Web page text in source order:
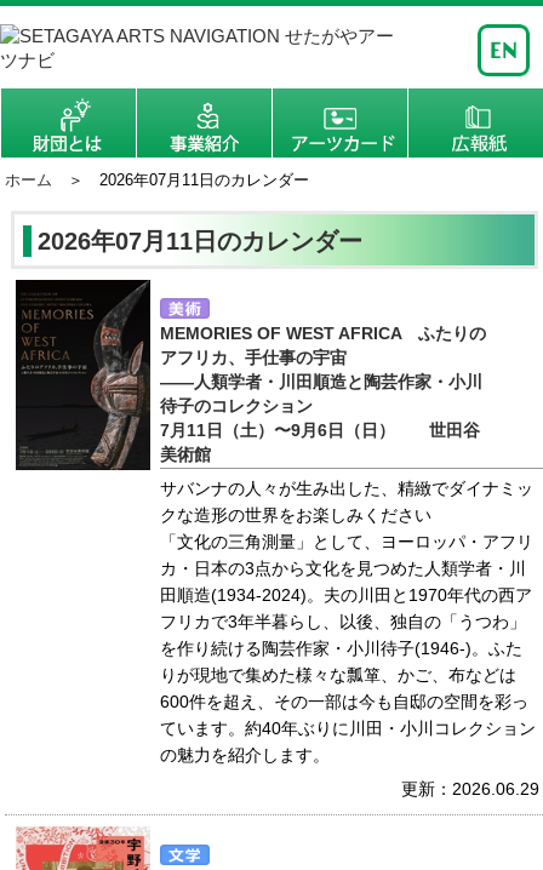
ホーム ＞ 2026年07月11日のカレンダー
2026年07月11日のカレンダー
MEMORIES OF WEST AFRICA ふたりの
アフリカ、手仕事の宇宙
――人類学者・川田順造と陶芸作家・小川
待子のコレクション
7月11日（土）〜9月6日（日） 世田谷
美術館
サバンナの人々が生み出した、精緻でダイナミッ
クな造形の世界をお楽しみください
「文化の三角測量」として、ヨーロッパ・アフリ
カ・日本の3点から文化を見つめた人類学者・川
田順造(1934-2024)。夫の川田と1970年代の西ア
フリカで3年半暮らし、以後、独自の「うつわ」
を作り続ける陶芸作家・小川待子(1946-)。ふた
りが現地で集めた様々な瓢箪、かご、布などは
600件を超え、その一部は今も自邸の空間を彩っ
ています。約40年ぶりに川田・小川コレクション
の魅力を紹介します。
更新：2026.06.29